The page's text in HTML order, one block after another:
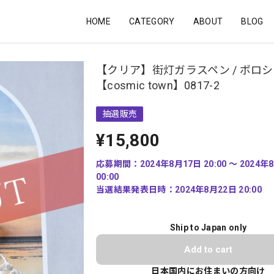
HOME CATEGORY ABOUT BLOG
【クリア】街灯ガラスペン / ボロ
【cosmic town】0817-2
抽選販売
¥15,800
応募期間：2024年8月17日 20:00 〜 2024年
00:00
当選結果発表日時：2024年8月22日 20:00
Ship to Japan only
Add to cart
日本国内にお住まいの方向け